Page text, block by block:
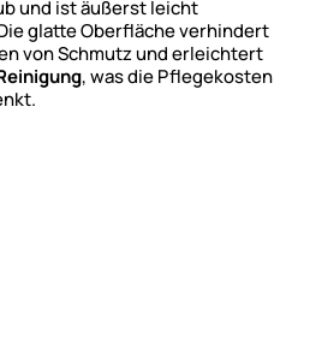
und ist äußerst leicht
glatte Oberfläche verhindert
von Schmutz und erleichtert
, was die Pflegekosten